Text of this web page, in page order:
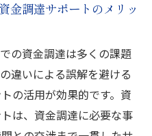
金調達サポートのメリッ
の資金調達は多くの課題
違いによる誤解を避ける
の活用が効果的です。資
は、資金調達に必要な事